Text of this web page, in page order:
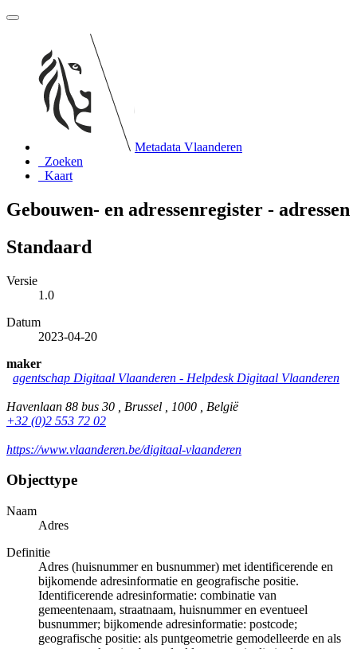
Metadata Vlaanderen
Zoeken
Kaart
Gebouwen- en adressenregister - adressen
Standaard
Versie
1.0
Datum
2023-04-20
maker
agentschap Digitaal Vlaanderen - Helpdesk Digitaal Vlaanderen
Havenlaan 88 bus 30 , Brussel , 1000 , België
+32 (0)2 553 72 02
https://www.vlaanderen.be/digitaal-vlaanderen
Objecttype
Naam
Adres
Definitie
Adres (huisnummer en busnummer) met identificerende en
bijkomende adresinformatie en geografische positie.
Identificerende adresinformatie: combinatie van
gemeentenaam, straatnaam, huisnummer en eventueel
busnummer; bijkomende adresinformatie: postcode;
geografische positie: als puntgeometrie gemodelleerde en als